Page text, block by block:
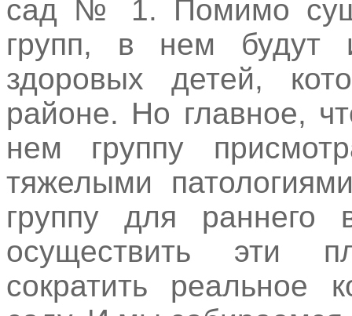
сад № 1. Помимо
групп, в нем
здоровых детей,
районе. Но главное,
нем группу
тяжелыми
группу для раннего
осуществить эти
сократить реальное